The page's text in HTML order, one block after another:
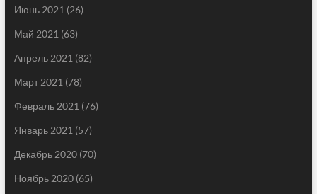
Июнь 2021 (26)
Май 2021 (63)
Апрель 2021 (82)
Март 2021 (78)
Февраль 2021 (76)
Январь 2021 (57)
Декабрь 2020(70)
Ноябрь 2020(65)